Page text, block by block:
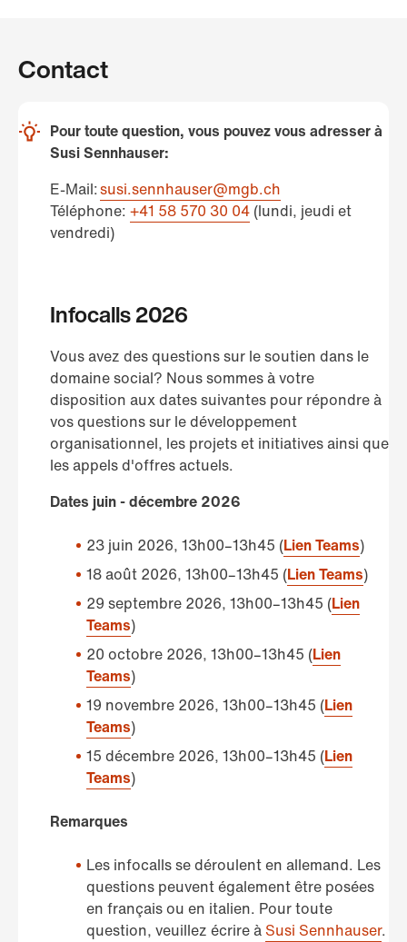
Contact
Pour toute question, vous pouvez vous adresser à
Susi Sennhauser:
E-Mail:susi.sennhauser@mgb.ch
Téléphone: +41 58 570 30 04 (lundi, jeudi et
vendredi)
Infocalls 2026
Vous avez des questions sur le soutien dans le
domaine social? Nous sommes à votre
disposition aux dates suivantes pour répondre à
vos questions sur le développement
organisationnel, les projets et initiatives ainsi que
les appels d'offres actuels.
Dates juin - décembre 2026
23 juin 2026, 13h00–13h45 (Lien Teams)
18 août 2026, 13h00–13h45 (Lien Teams)
29 septembre 2026, 13h00–13h45 (Lien
Teams)
20 octobre 2026, 13h00–13h45 (Lien
Teams)
19 novembre 2026, 13h00–13h45 (Lien
Teams)
15 décembre 2026, 13h00–13h45 (Lien
Teams)
Remarques
Les infocalls se déroulent en allemand. Les
questions peuvent également être posées
en français ou en italien. Pour toute
question, veuillez écrire à Susi Sennhauser.